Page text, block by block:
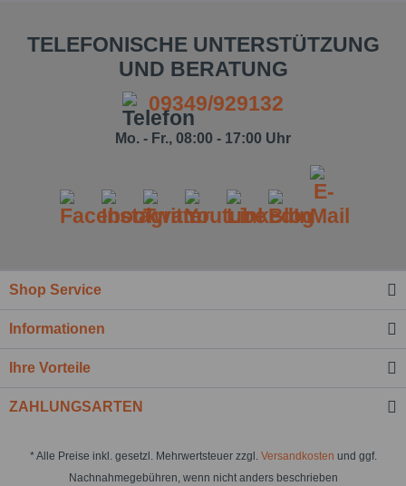
TELEFONISCHE UNTERSTÜTZUNG
UND BERATUNG
09349/929132
Mo. - Fr., 08:00 - 17:00 Uhr
Shop Service
Informationen
Ihre Vorteile
ZAHLUNGSARTEN
* Alle Preise inkl. gesetzl. Mehrwertsteuer zzgl. Versandkosten und ggf.
Nachnahmegebühren, wenn nicht anders beschrieben